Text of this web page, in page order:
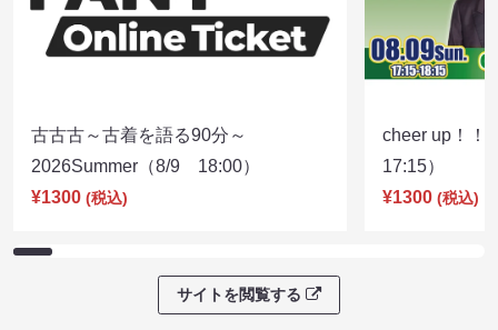
古古古～古着を語る90分～
2026Summer（8/9 18:00）
¥1300 (税込)
cheer up！
17:15）
¥1300 (税込)
サイトを閲覧する